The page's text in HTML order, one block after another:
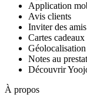
Application
Avis clients
Inviter des amis
Cartes cadeaux
Notes au
Découvrir
À propos